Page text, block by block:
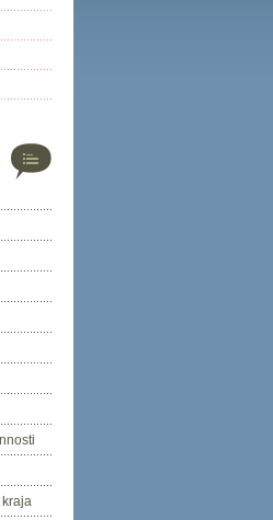
kraja